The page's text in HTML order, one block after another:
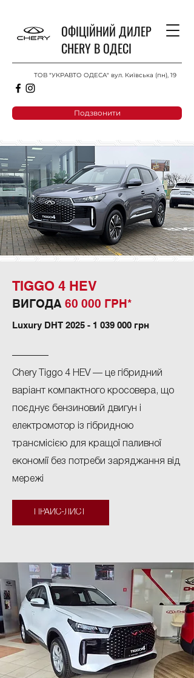
ОФІЦІЙНИЙ ДИЛЕР
CHERY В ОДЕСІ
ТОВ "УКРАВТО ОДЕСА" вул. Київська (пн), 19
Подзвонити
TIGGO 4 HEV
ВИГОДА 60 000 ГРН*
Luxury DHT 2025 - 1 039 000 грн
Chery Tiggo 4 HEV — це гібридний
варіант компактного кросовера, що
поєднує бензиновий двигун і
електромотор із гібридною
трансмісією для кращої паливної
економії без потреби заряджання від
мережі
ПРАЙС-ЛИСТ